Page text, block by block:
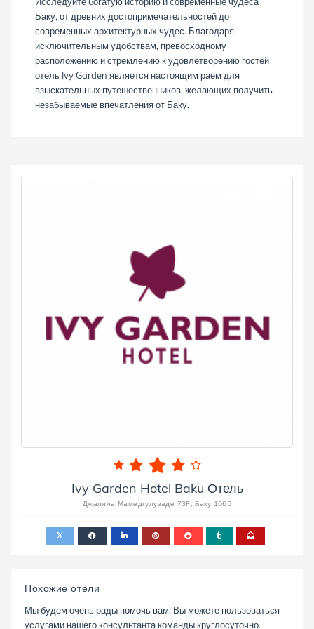
Баку, от древних достопримечательностей до
современных архитектурных чудес. Благодаря
исключительным удобствам, превосходному
расположению и стремлению к удовлетворению гостей
отель Ivy Garden является настоящим раем для
взыскательных путешественников, желающих получить
незабываемые впечатления от Баку.
Ivy Garden Hotel Baku Отель
Джалила Мамедгулузаде 73F, Баку 1065
Похожие отели
Мы будем очень рады помочь вам. Вы можете пользоваться
услугами нашего консультанта команды круглосуточно.